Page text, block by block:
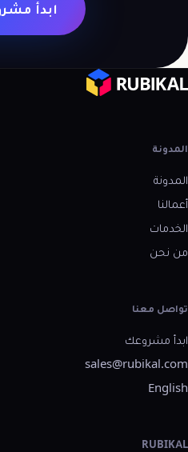
ابدأ
المدونة
المدونة
أعمالنا
الخدمات
من نحن
تواصل معنا
ابدأ مشروعك
sales@rubikal.com
English
RUBIKAL